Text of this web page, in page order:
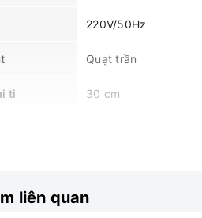
220V/50Hz
Quạt trần
ti 30 cm
được trang bị dây an toàn đề
liên quan